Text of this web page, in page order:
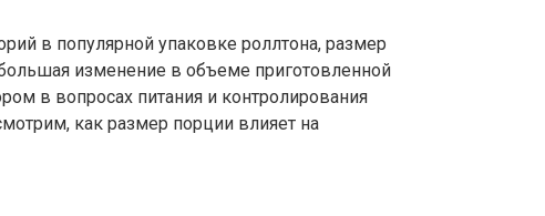
в популярной упаковке роллтона, размер
изменение в объеме приготовленной
в вопросах питания и контролирования
как размер порции влияет на